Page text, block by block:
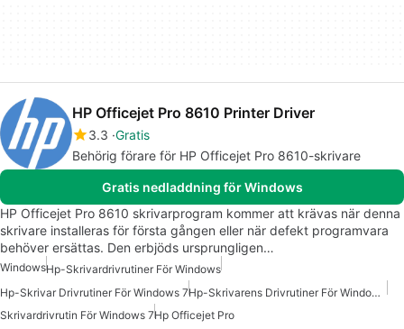
HP Officejet Pro 8610 Printer Driver
3.3 Gratis
Behörig förare för HP Officejet Pro 8610-skrivare
Gratis nedladdning för Windows
HP Officejet Pro 8610 skrivarprogram kommer att krävas när denna
skrivare installeras för första gången eller när defekt programvara
behöver ersättas. Den erbjöds ursprungligen…
WindowsHp-Skrivardrivrutiner För Windows
Hp-Skrivar Drivrutiner För Windows 7
Hp-Skrivarens Drivrutiner För Windows 7
Skrivardrivrutin För Windows 7Hp Officejet Pro